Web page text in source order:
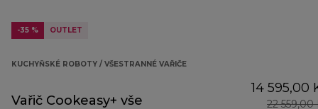
-35 % OUTLET
KUCHYŇSKÉ ROBOTY / VŠESTRANNÉ VAŘIČE
Vařič Cookeasy+ vše
14 595,00
22 559,00